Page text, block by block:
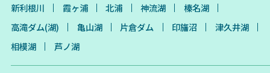
新利根川 霞ヶ浦 北浦 神流湖
榛名湖
高滝ダム(湖)
亀山湖 片倉ダム 印旛沼
津久井湖
相模湖
芦ノ湖